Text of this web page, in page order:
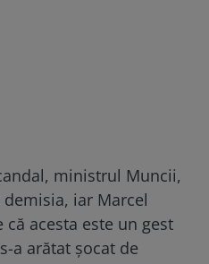
ministrul Muncii,
iar Marcel
că acesta este un gest
a arătat șocat de